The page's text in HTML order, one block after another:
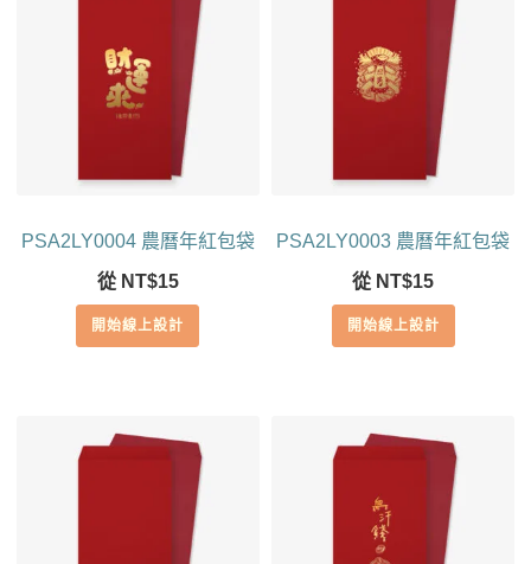
PSA2LY0004 農曆年紅包袋
從 NT$15
開始線上設計
PSA2LY0003 農曆年紅包袋
從 NT$15
開始線上設計